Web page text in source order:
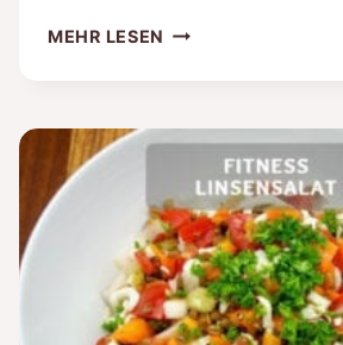
MEHR LESEN LOW-
–
GESUNDER
SCHOKO